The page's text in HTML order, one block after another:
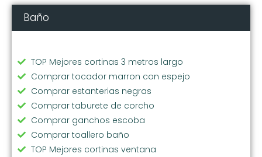
Baño
TOP Mejores cortinas 3 metros largo
Comprar tocador marron con espejo
Comprar estanterias negras
Comprar taburete de corcho
Comprar ganchos escoba
Comprar toallero baño
TOP Mejores cortinas ventana